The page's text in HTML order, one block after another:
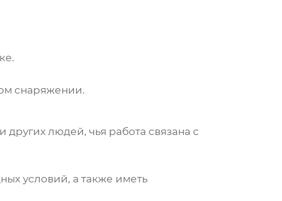
снаряжении.
людей, чья работа связана с
условий, а также иметь